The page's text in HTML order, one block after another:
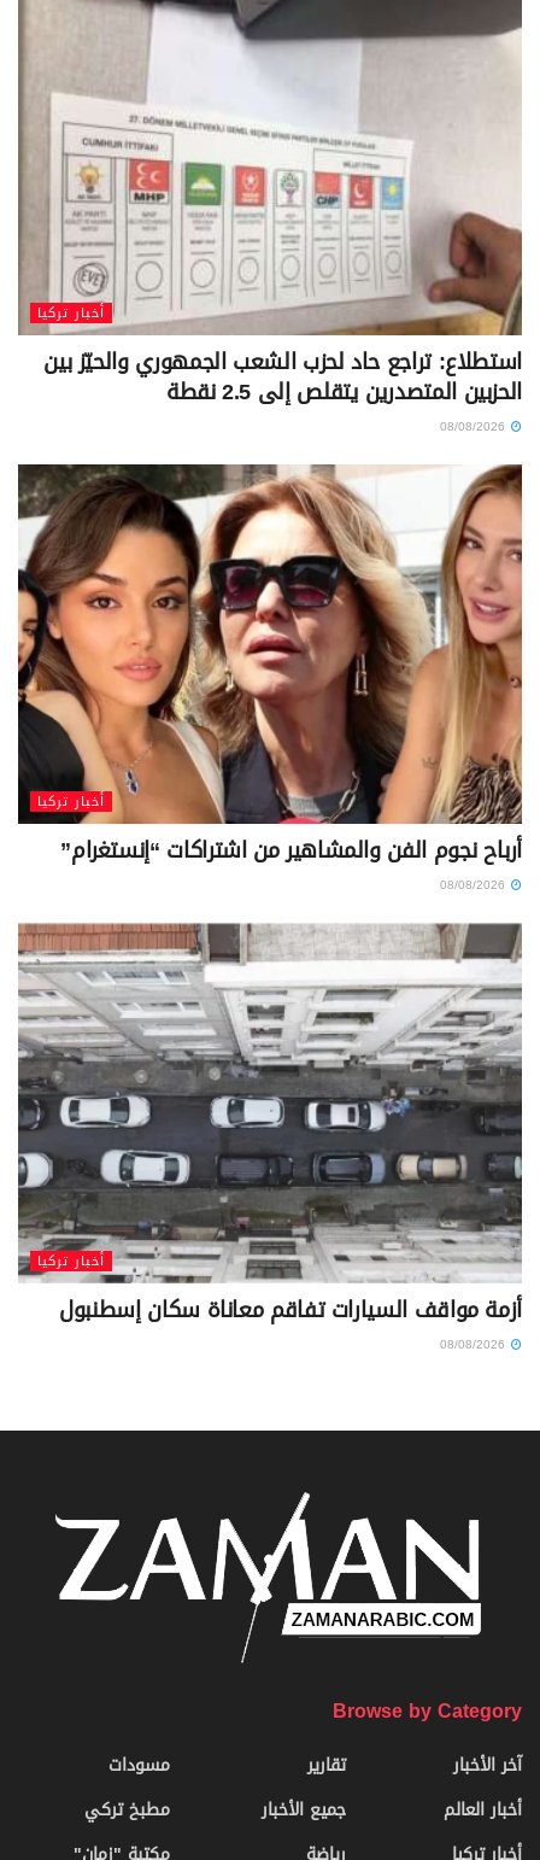
أخبار تركيا
استطلاع: تراجع حاد لحزب الشعب الجمهوري والحيّز بين
الحزبين المتصدرين يتقلص إلى 2.5 نقطة
أخبار تركيا
أرباح نجوم الفن والمشاهير من اشتراكات “إنستغرام”
أخبار تركيا
أزمة مواقف السيارات تفاقم معاناة سكان إسطنبول
Browse by Category
آخر الأخبار
أخبار العالم
تقارير
جميع الأخبار
مسودات
مطبخ تركي